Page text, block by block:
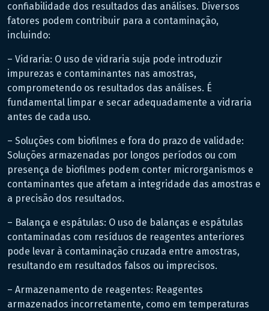
confiabilidade dos resultados das análises. Diversos
fatores podem contribuir para a contaminação,
incluindo:
– Vidraria: O uso de vidraria suja pode introduzir
impurezas e contaminantes nas amostras,
comprometendo os resultados das análises. É
fundamental limpar e secar adequadamente a vidraria
antes de cada uso.
– Soluções com biofilmes e fora do prazo de validade:
Soluções armazenadas por longos períodos ou com
presença de biofilmes podem conter microrganismos e
contaminantes que afetam a integridade das amostras e
a precisão dos resultados.
– Balança e espátulas: O uso de balanças e espátulas
contaminadas com resíduos de reagentes anteriores
pode levar à contaminação cruzada entre amostras,
resultando em resultados falsos ou imprecisos.
– Armazenamento de reagentes: Reagentes
armazenados incorretamente, como em temperaturas